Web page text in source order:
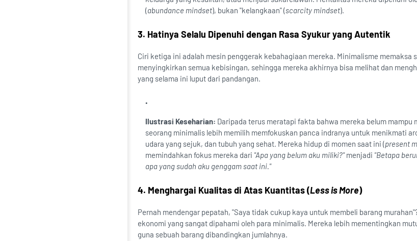
(abundance mindset), bukan "kelangkaan" (scarcity mindset).
3. Hatinya Selalu Dipenuhi dengan Rasa Syukur yang Autentik
Ciri ketiga ini adalah mesin penggerak kebahagiaan mereka. Minimalisme memaksa
menyingkirkan semua kebisingan, sehingga mereka akhirnya bisa melihat dan
yang selama ini luput dari pandangan.
Ilustrasi Keseharian: Daripada terus meratapi fakta bahwa mereka belum mampu
seorang minimalis lebih memilih memfokuskan panca indranya untuk menikmati
udara yang sejuk, dan tubuh yang sehat. Mereka hidup di momen saat ini (present
memindahkan fokus mereka dari "Apa yang belum aku miliki?"menjadi "Betapa
apa yang sudah aku genggam saat ini."
4. Menghargai Kualitas di Atas Kuantitas (Less is More)
Pernah mendengar pepatah, "Saya tidak cukup kaya untuk membeli barang
ekonomi yang sangat dipahami oleh para minimalis. Mereka lebih mementingkan
guna sebuah barang dibandingkan jumlahnya.